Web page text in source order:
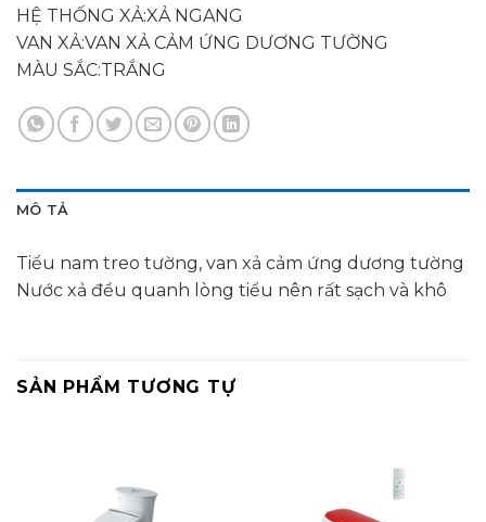
HỆ THỐNG XẢ:XẢ NGANG
VAN XẢ:VAN XẢ CẢM ỨNG DƯƠNG TƯỜNG
MÀU SẮC:TRẮNG
MÔ TẢ
Tiểu nam treo tường, van xả cảm ứng dương tường
Nước xả đều quanh lòng tiểu nên rất sạch và khô
SẢN PHẨM TƯƠNG TỰ